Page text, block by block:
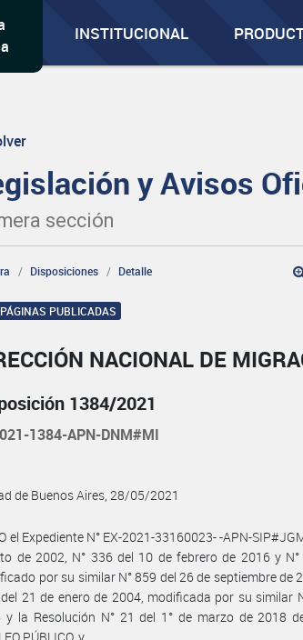
INSTITUCIONAL
y Avisos
sección
Disposiciones Detalle
PUBLICADAS
NACIONAL DE
1384/2021
1384-APN-DNM#MI
de Buenos Aires, 28/05/2021
el Expediente N° EX-2021-33160023- -APN-
de 2002, N° 336 del 10 de febrero de 2016 y
por su similar N° 859 del 26 de septiembre de
del 21 de enero de 2004, modificada por su similar
y la Resolución N° 21 del 1° de marzo de 2018